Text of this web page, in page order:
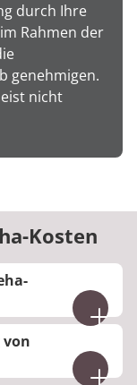
durch Ihre
Rahmen der
genehmigen.
nicht
Kosten
der
Leistungen: